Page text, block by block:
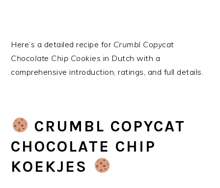
Here’s a detailed recipe for Crumbl Copycat
Chocolate Chip Cookies in Dutch with a
comprehensive introduction, ratings, and full details.
CRUMBL COPYCAT
CHOCOLATE CHIP
KOEKJES